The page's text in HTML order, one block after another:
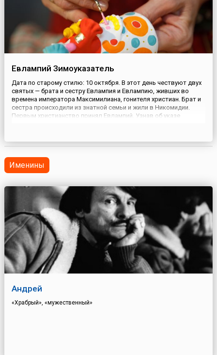
Евлампий Зимоуказатель
Дата по старому стилю: 10 октября. В этот день чествуют двух
святых — брата и сестру Евлампия и Евлампию, живших во
времена императора Максимилиана, гонителя христиан. Брат и
сестра происходили из знатной семьи и жили в Никомидии.
Первым христианство принял Евлампий. Узнав об указе
тотчас ...
Именины
Андрей
«Храбрый», «мужественный»